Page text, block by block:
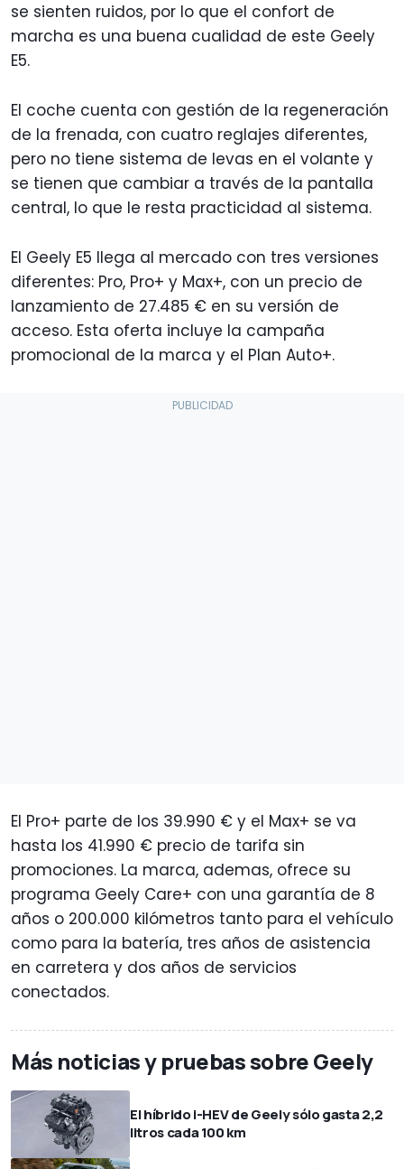
se sienten ruidos, por lo que el confort de
marcha es una buena cualidad de este Geely
E5.
El coche cuenta con gestión de la regeneración
de la frenada, con cuatro reglajes diferentes,
pero no tiene sistema de levas en el volante y
se tienen que cambiar a través de la pantalla
central, lo que le resta practicidad al sistema.
El Geely E5 llega al mercado con tres versiones
diferentes: Pro, Pro+ y Max+, con un precio de
lanzamiento de 27.485 € en su versión de
acceso. Esta oferta incluye la campaña
promocional de la marca y el Plan Auto+.
El Pro+ parte de los 39.990 € y el Max+ se va
hasta los 41.990 € precio de tarifa sin
promociones. La marca, ademas, ofrece su
programa Geely Care+ con una garantía de 8
años o 200.000 kilómetros tanto para el vehículo
como para la batería, tres años de asistencia
en carretera y dos años de servicios
conectados.
Más noticias y pruebas sobre Geely
El híbrido i-HEV de Geely sólo gasta 2,2
litros cada 100 km